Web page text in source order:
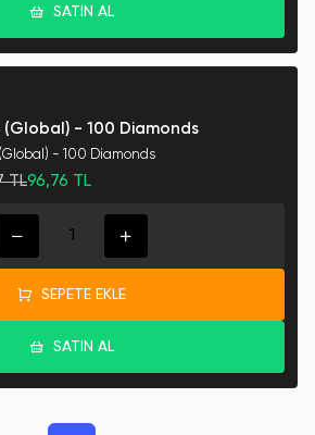
SATIN AL
(Global) - 100 Diamonds
- 100 Diamonds
TL96,76 TL
SEPETE EKLE
SATIN AL